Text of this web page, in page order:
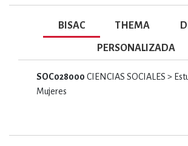
BISAC THEMA
PERSONALIZADA
SOC028000 CIENCIAS SOCIALES >
Mujeres